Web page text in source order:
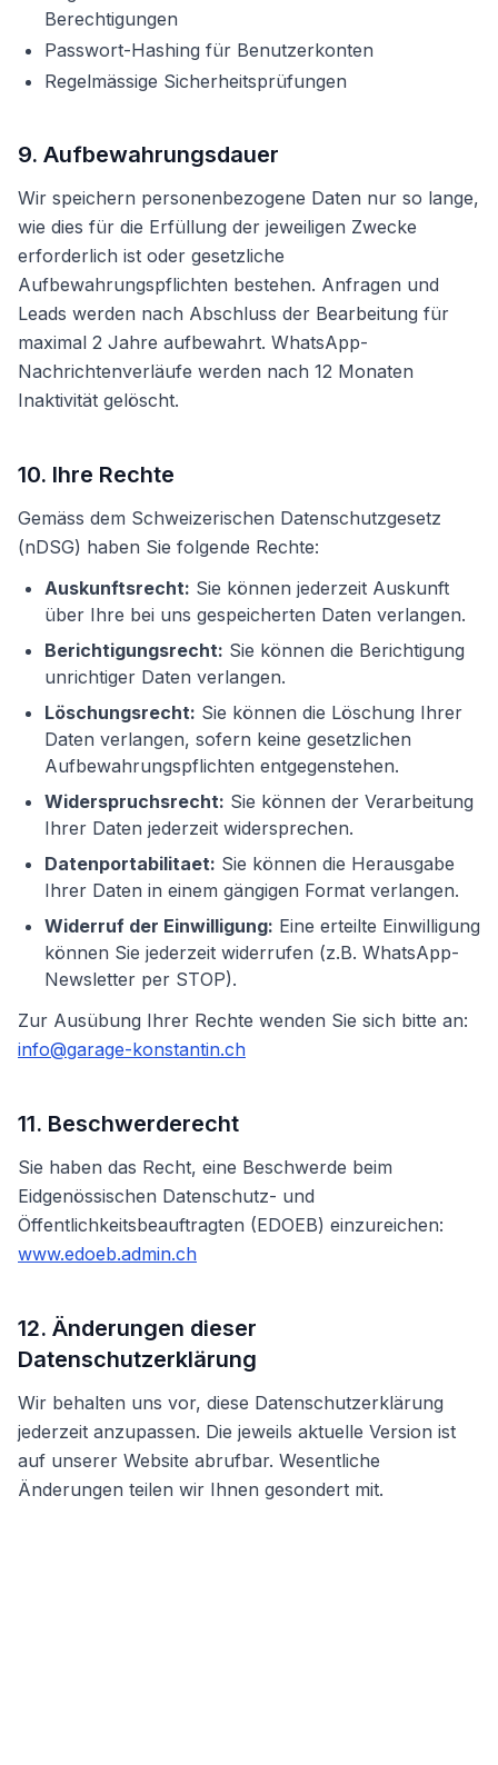
Berechtigungen
Passwort-Hashing für Benutzerkonten
Regelmässige Sicherheitsprüfungen
9. Aufbewahrungsdauer
Wir speichern personenbezogene Daten nur so lange,
wie dies für die Erfüllung der jeweiligen Zwecke
erforderlich ist oder gesetzliche
Aufbewahrungspflichten bestehen. Anfragen und
Leads werden nach Abschluss der Bearbeitung für
maximal 2 Jahre aufbewahrt. WhatsApp-
Nachrichtenverläufe werden nach 12 Monaten
Inaktivität gelöscht.
10. Ihre Rechte
Gemäss dem Schweizerischen Datenschutzgesetz
(nDSG) haben Sie folgende Rechte:
Auskunftsrecht: Sie können jederzeit Auskunft
über Ihre bei uns gespeicherten Daten verlangen.
Berichtigungsrecht: Sie können die Berichtigung
unrichtiger Daten verlangen.
Löschungsrecht: Sie können die Löschung Ihrer
Daten verlangen, sofern keine gesetzlichen
Aufbewahrungspflichten entgegenstehen.
Widerspruchsrecht: Sie können der Verarbeitung
Ihrer Daten jederzeit widersprechen.
Datenportabilitaet: Sie können die Herausgabe
Ihrer Daten in einem gängigen Format verlangen.
Widerruf der Einwilligung: Eine erteilte Einwilligung
können Sie jederzeit widerrufen (z.B. WhatsApp-
Newsletter per STOP).
Zur Ausübung Ihrer Rechte wenden Sie sich bitte an:
info@garage-konstantin.ch
11. Beschwerderecht
Sie haben das Recht, eine Beschwerde beim
Eidgenössischen Datenschutz- und
Öffentlichkeitsbeauftragten (EDOEB) einzureichen:
www.edoeb.admin.ch
12. Änderungen dieser
Datenschutzerklärung
Wir behalten uns vor, diese Datenschutzerklärung
jederzeit anzupassen. Die jeweils aktuelle Version ist
auf unserer Website abrufbar. Wesentliche
Änderungen teilen wir Ihnen gesondert mit.